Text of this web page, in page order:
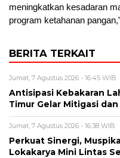
meningkatkan kesadaran
program ketahanan
BERITA TERKAIT
Jumat, 7 Agustus 2026 - 16:45 WIB
Antisipasi Kebakaran
Timur Gelar Mitigasi
Jumat, 7 Agustus 2026 - 16:38 WIB
Perkuat Sinergi,
Lokakarya Mini Lintas